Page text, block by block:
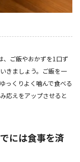
、ご飯やおかずを1口ず
きましょう。ご飯を一
っくりよく噛んで食べる
応えをアップさせると
には食事を済